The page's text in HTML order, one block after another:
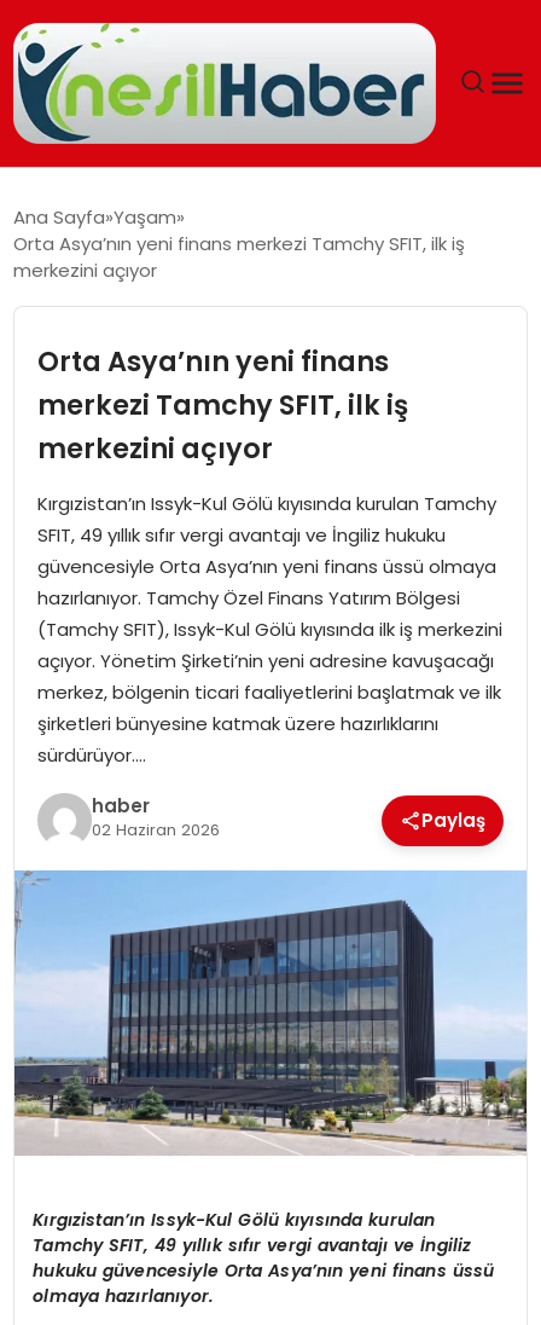
GÜNCEL
SOSYAL HABER
SPOR
EKONOMI
MAGAZIN
TEKNOLOJI
Ana Sayfa Yaşam
Orta Asya’nın yeni finans merkezi Tamchy SFIT, ilk iş
merkezini açıyor
Orta Asya’nın yeni finans
merkezi Tamchy SFIT, ilk iş
merkezini açıyor
Kırgızistan’ın Issyk-Kul Gölü kıyısında kurulan Tamchy
SFIT, 49 yıllık sıfır vergi avantajı ve İngiliz hukuku
güvencesiyle Orta Asya’nın yeni finans üssü olmaya
hazırlanıyor. Tamchy Özel Finans Yatırım Bölgesi
(Tamchy SFIT), Issyk-Kul Gölü kıyısında ilk iş merkezini
açıyor. Yönetim Şirketi’nin yeni adresine kavuşacağı
merkez, bölgenin ticari faaliyetlerini başlatmak ve ilk
şirketleri bünyesine katmak üzere hazırlıklarını
sürdürüyor….
haber
02 Haziran 2026 Paylaş
Kırgızistan’ın Issyk-Kul Gölü kıyısında kurulan
Tamchy SFIT, 49 yıllık sıfır vergi avantajı ve İngiliz
hukuku güvencesiyle Orta Asya’nın yeni finans üssü
olmaya hazırlanıyor.